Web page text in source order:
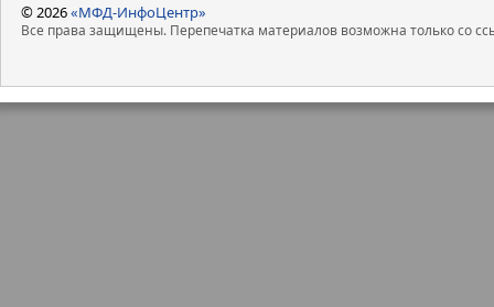
© 2026«МФД-ИнфоЦентр»
Все права защищены. Перепечатка материалов возможна только со